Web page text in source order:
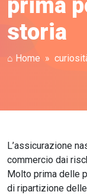
prima
storia
⌂ Home
L’assicurazione
commercio dai
Molto prima delle
di ripartizione